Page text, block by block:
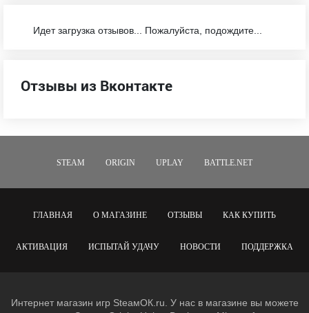
Идет загрузка отзывов... Пожалуйста, подождите...
Отзывы из Вконтакте
STEAM ORIGIN UPLAY BATTLE.NET
ГЛАВНАЯ О МАГАЗИНЕ ОТЗЫВЫ КАК КУПИТЬ
АКТИВАЦИЯ ИСПЫТАЙ УДАЧУ НОВОСТИ ПОДДЕРЖКА
Интернет магазин игр SteaмОК.ru. У нас в магазине вы можете